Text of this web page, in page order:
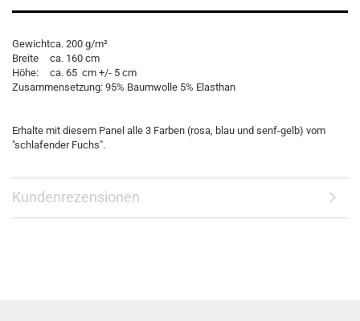
Gewichtca. 200 g/m²
Breite
Höhe:
ca. 160 cm
ca. 65 cm +/- 5 cm
Zusammensetzung: 95% Baumwolle 5% Elasthan
Erhalte mit diesem Panel alle 3 Farben (rosa, blau und senf-gelb) vom
"schlafender Fuchs".
Kundenrezensionen